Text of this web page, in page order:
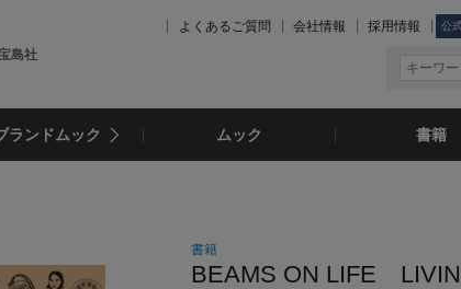
島社
よくあるご質問 会社情報 採用情報 公
ランドムック ムック 書籍
書籍
BEAMS ON LIFE